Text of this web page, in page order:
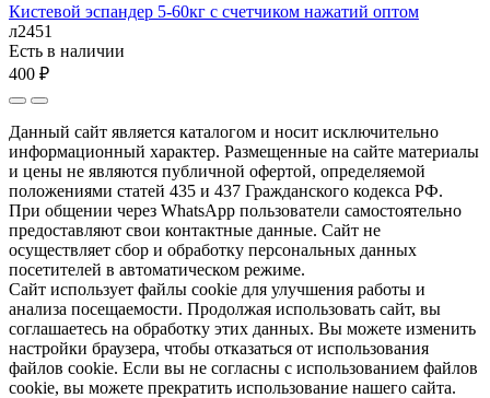
Кистевой эспандер 5-60кг с счетчиком нажатий оптом
л2451
Есть в наличии
400 ₽
Данный сайт является каталогом и носит исключительно
информационный характер. Размещенные на сайте материалы
и цены не являются публичной офертой, определяемой
положениями статей 435 и 437 Гражданского кодекса РФ.
При общении через WhatsApp пользователи самостоятельно
предоставляют свои контактные данные. Сайт не
осуществляет сбор и обработку персональных данных
посетителей в автоматическом режиме.
Сайт использует файлы cookie для улучшения работы и
анализа посещаемости. Продолжая использовать сайт, вы
соглашаетесь на обработку этих данных. Вы можете изменить
настройки браузера, чтобы отказаться от использования
файлов cookie. Если вы не согласны с использованием файлов
cookie, вы можете прекратить использование нашего сайта.